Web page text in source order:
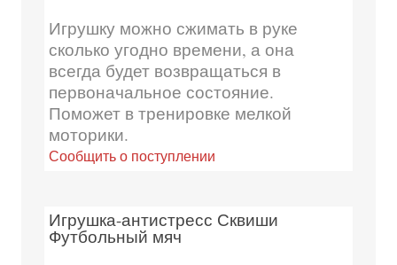
Игрушку можно сжимать в руке
сколько угодно времени, а она
всегда будет возвращаться в
первоначальное состояние.
Поможет в тренировке мелкой
моторики.
Сообщить о поступлении
Игрушка-антистресс Сквиши
Футбольный мяч